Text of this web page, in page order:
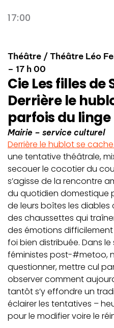
17:00
Théâtre / Théâtre Léo
– 17 h 00
Cie Les filles de
Derrière le
parfois du linge
Mairie – service culturel
Derrière le hublot se
une tentative théâtrale,
secouer le cocotier du
s’agisse de la rencontre
du quotidien domestique
de leurs boîtes les
des chaussettes qui
des émotions
foi bien distribuée. Dans
féministes post-#metoo,
questionner, mettre cul
observer comment
tantôt s’y effondre un
éclairer les tentatives –
pour le modifier voire le